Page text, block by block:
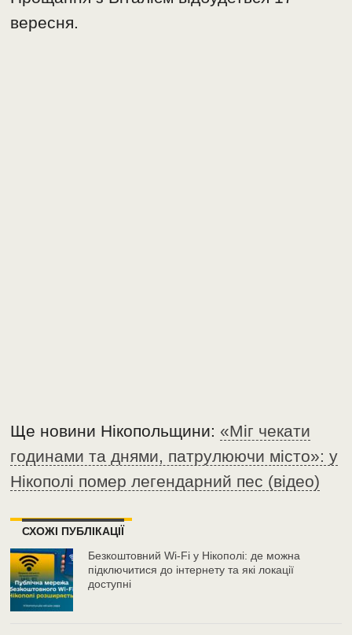
вересня.
Ще новини Нікопольщини:«Міг чекати
годинами та днями, патрулюючи місто»: у
Нікополі помер легендарний пес (відео)
СХОЖІ ПУБЛІКАЦІЇ
Безкоштовний Wi-Fi у Нікополі: де можна
підключитися до інтернету та які локації
доступні